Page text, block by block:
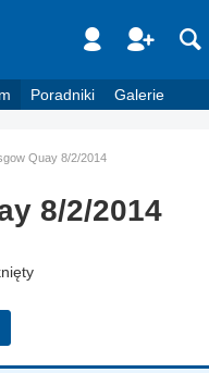
Poradniki Galerie
Quay 8/2/2014
8/2/2014